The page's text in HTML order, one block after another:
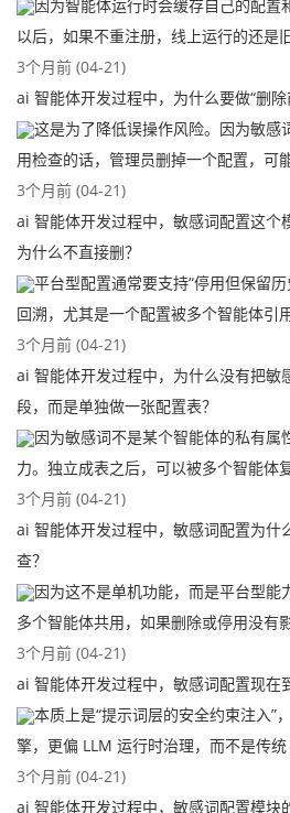
因为智能体运行时会缓存自己的配置
以后，如果不重注册，线上运行的还是
3个月前 (04-21)
ai 智能体开发过程中，为什么要做“删除
这是为了降低误操作风险。因为敏感
用检查的话，管理员删掉一个配置，可
3个月前 (04-21)
ai 智能体开发过程中，敏感词配置这个
为什么不直接删？
平台型配置通常要支持“停用但保留
回溯，尤其是一个配置被多个智能体引用
3个月前 (04-21)
ai 智能体开发过程中，为什么没有把敏
段，而是单独做一张配置表？
因为敏感词不是某个智能体的私有属
力。独立成表之后，可以被多个智能体
3个月前 (04-21)
ai 智能体开发过程中，敏感词配置为
查？
因为这不是单机功能，而是平台型能
多个智能体共用，如果删除或停用没有
3个月前 (04-21)
ai 智能体开发过程中，敏感词配置现在
本质上是“提示词层的安全约束注入”
擎，更偏 LLM 运行时治理，而不是传统
3个月前 (04-21)
ai 智能体开发过程中，敏感词配置模块